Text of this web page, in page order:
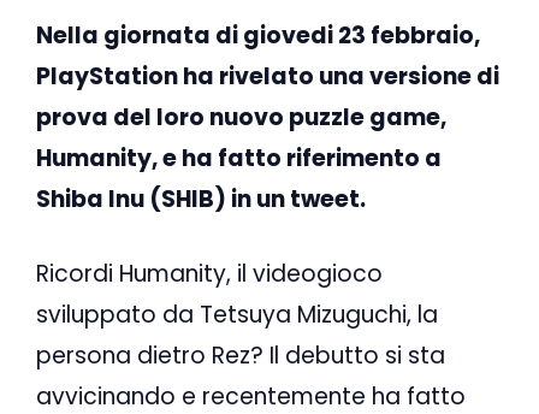
Nella giornata di giovedi 23 febbraio,
PlayStation ha rivelato una versione di
prova del loro nuovo puzzle game,
Humanity, e ha fatto riferimento a
Shiba Inu (SHIB) in un tweet.
Ricordi Humanity, il videogioco
sviluppato da Tetsuya Mizuguchi, la
persona dietro Rez? Il debutto si sta
avvicinando e recentemente ha fatto